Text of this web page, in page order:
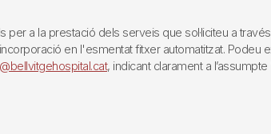
a la prestació dels serveis que sol·liciteu a
en l'esmentat fitxer automatitzat. Podeu
, indicant clarament a